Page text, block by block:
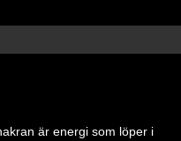
är energi som löper i